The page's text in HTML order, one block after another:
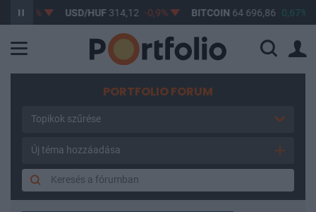
USD/HUF314,12 -0,9% BITCOIN64 696,86 0,67%
PORTFOLIO FORUM
Topikok szűrése
Új téma hozzáadása